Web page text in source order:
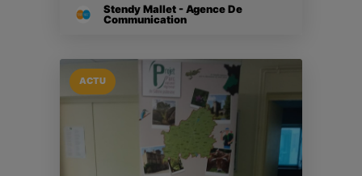
Stendy Mallet - Agence De
Communication
ACTU